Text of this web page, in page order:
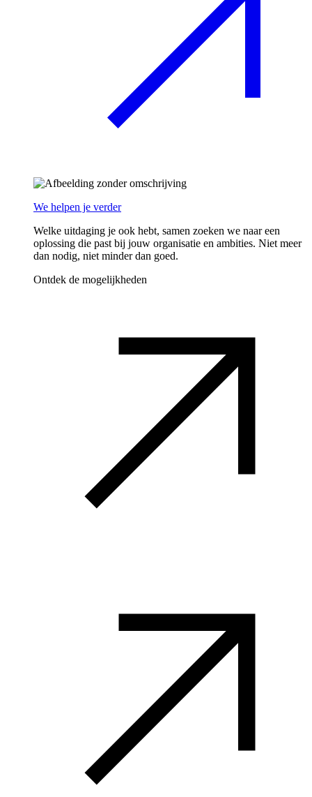
We helpen je verder
Welke uitdaging je ook hebt, samen zoeken we naar een
oplossing die past bij jouw organisatie en ambities. Niet meer
dan nodig, niet minder dan goed.
Ontdek de mogelijkheden